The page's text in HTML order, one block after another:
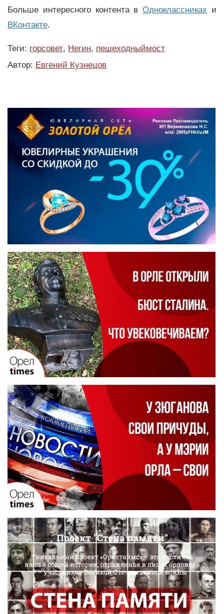
Больше интересного контента вОдноклассниках и
ВКонтакте.
Теги: горсовет, Негин, пешеходныймост
Автор: Евгений Кузнецов